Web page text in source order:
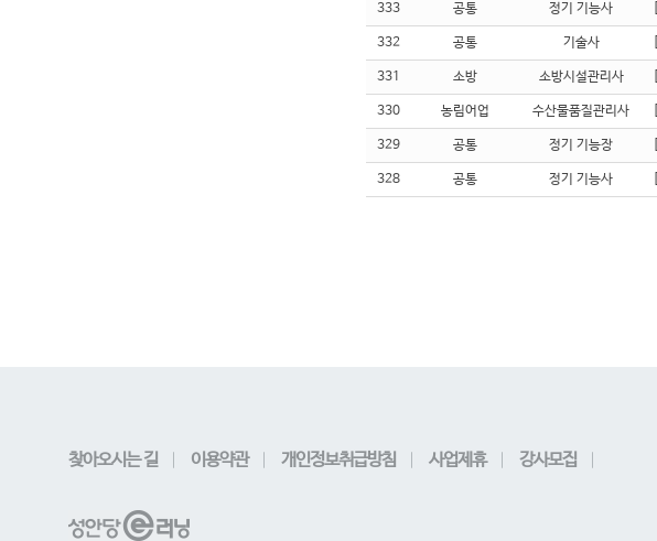
333 공통 정기 기능사
332 공통 기술사
331 소방 소방시설관리사
330 농림어업 수산물품질관리사
329 공통 정기 기능장
328 공통 정기 기능사
찾아오시는 길 이용약관 개인정보취급방침 사업제휴 강사모집